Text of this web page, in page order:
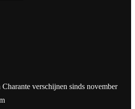
verschijnen sinds november